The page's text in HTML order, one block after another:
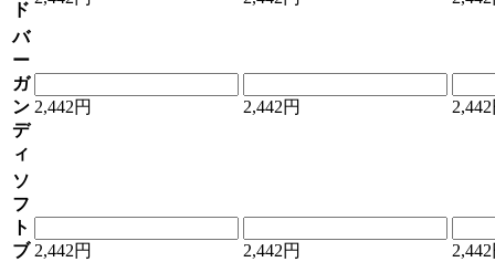
ド
バ
ー
ガ
ン
デ
ィ
2,442円 2,442円
ソ
フ
ト
ブ 2,442円 2,442円